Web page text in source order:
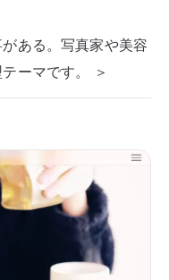
ある。写真家や美容
ーマです。 ＞